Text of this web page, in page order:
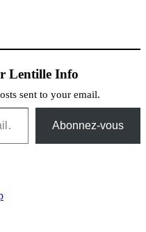
Lentille Info
sent to your email.
Abonnez-vous